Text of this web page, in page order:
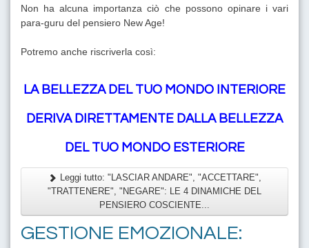
Non ha alcuna importanza ciò che possono opinare i vari
para-guru del pensiero New Age!
Potremo anche riscriverla così:
LA BELLEZZA DEL TUO MONDO INTERIORE
DERIVA DIRETTAMENTE DALLA BELLEZZA
DEL TUO MONDO ESTERIORE
Leggi tutto: "LASCIAR ANDARE", "ACCETTARE",
"TRATTENERE", "NEGARE": LE 4 DINAMICHE DEL
PENSIERO COSCIENTE...
GESTIONE EMOZIONALE: